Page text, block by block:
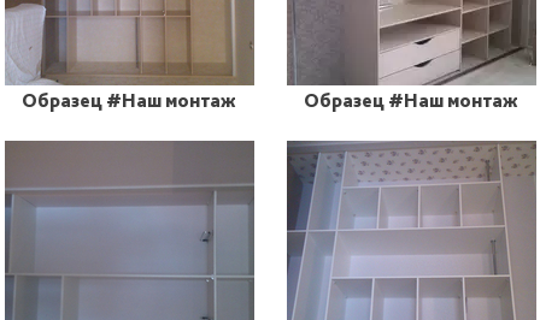
Образец #Наш монтаж Образец #Наш монтаж